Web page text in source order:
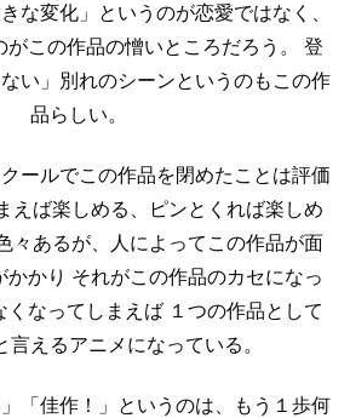
な変化」というのが恋愛ではなく、
この作品の憎いところだろう。
登
い」別れのシーンというのもこの作
品らしい。
ールでこの作品を閉めたことは評価
えば楽しめる、ピンとくれば楽しめ
々あるが、人によってこの作品が面
かかり それがこの作品のカセになっ
くなってしまえば １つの作品として
言えるアニメになっている。
「佳作！」というのは、もう１歩何